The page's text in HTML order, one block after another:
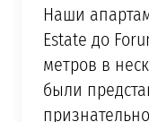
Наши
Estate до
метров в
были